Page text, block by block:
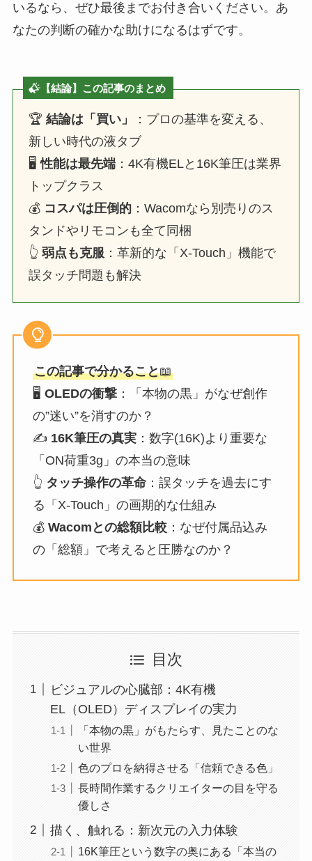
いるなら、ぜひ最後までお付き合いください。あ
なたの判断の確かな助けになるはずです。
【結論】この記事のまとめ
🏆結論は「買い」
：プロの基準を変える、
新しい時代の液タブ
🖥️性能は最先端 ：4K有機ELと16K筆圧は業界
トップクラス
💰 コスパは圧倒的 ：Wacomなら別売りのス
タンドやリモコンも全て同梱
👆弱点も克服 ：革新的な「X-Touch」機能で
誤タッチ問題も解決
この記事で分かること📖
🖥️ OLEDの衝撃：「本物の黒」がなぜ創作
の”迷い”を消すのか？
✍️ 16K筆圧の真実：数字(16K)より重要な
「ON荷重3g」の本当の意味
👆 タッチ操作の革命：誤タッチを過去にす
る「X-Touch」の画期的な仕組み
💰 Wacomとの総額比較：なぜ付属品込み
の「総額」で考えると圧勝なのか？
目次
ビジュアルの心臓部：4K有機
EL（OLED）ディスプレイの実力
「本物の黒」がもたらす、見たことのな
い世界
色のプロを納得させる「信頼できる色」
長時間作業するクリエイターの目を守る
優しさ
描く、触れる：新次元の入力体験
16K筆圧という数字の奥にある「本当の